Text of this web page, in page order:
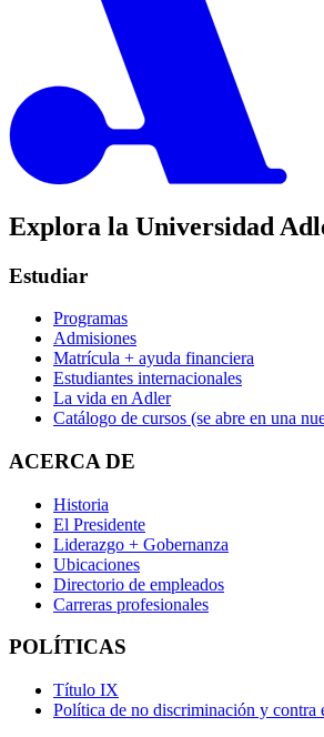
Explora la Universidad
Estudiar
Programas
Admisiones
Matrícula + ayuda financiera
Estudiantes internacionales
La vida en Adler
Catálogo de cursos (se abre en una
ACERCA DE
Historia
El Presidente
Liderazgo + Gobernanza
Ubicaciones
Directorio de empleados
Carreras profesionales
POLÍTICAS
Título IX
Política de no discriminación y contra